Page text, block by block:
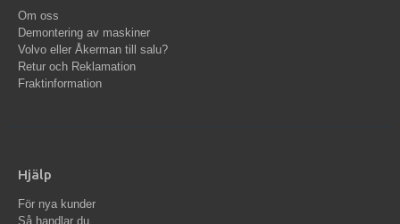
Om oss
Demontering av maskiner
Volvo eller Åkerman till salu?
Retur och Reklamation
Fraktinformation
Hjälp
För nya kunder
Så handlar du